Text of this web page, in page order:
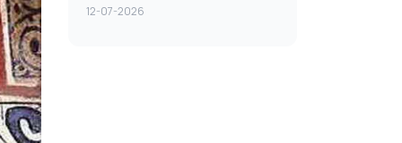
12-07-2026